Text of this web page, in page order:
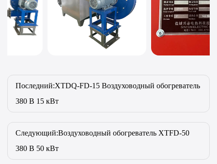
Последний:XTDQ-FD-15 Воздуховодный обогреватель
380 В 15 кВт
Следующий:Воздуховодный обогреватель XTFD-50
380 В 50 кВт